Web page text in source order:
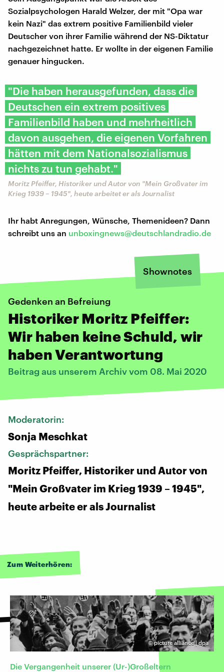
Sozialpsychologen Harald Welzer, der mit "Opa war
kein Nazi" das extrem positive Familienbild vieler
Deutscher von ihrer Familie während der NS-Diktatur
nachgezeichnet hatte. Er wollte in der eigenen Familie
genauer hingucken.
"Die haben herausgefunden, dass die
Deutschen ein extrem positives
Familienbild haben und mehrheitlich
davon ausgehen, die eigenen Vorfahren
hätten mit dem Nationalsozialismus
nichts zu tun gehabt."
Moritz Pfeiffer, Historiker und Autor von "Mein Großvater im
Krieg 1939 – 1945", heute arbeitet er als Journalist
Ihr habt Anregungen, Wünsche, Themenideen? Dann
schreibt uns an unboxingnews@deutschlandradio.de
Shownotes
Gedenken an Befreiung
Historiker Moritz Pfeiffer:
Wir haben keine Schuld, wir
haben Verantwortung
Beitrag aus unserem Archiv vom 08. Mai 2020
Moderatorin:
Sonja Meschkat
Gesprächspartner:
Moritz Pfeiffer, Historiker und Autor von
"Mein Großvater im Krieg 1939 – 1945",
heute arbeite er als Journalist
Zum Weiterhören:
©picture alliance | dpa
Die Vergangenheit unserer (Ur-)Großeltern